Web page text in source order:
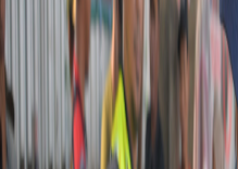
Sastra
Literasi Umat